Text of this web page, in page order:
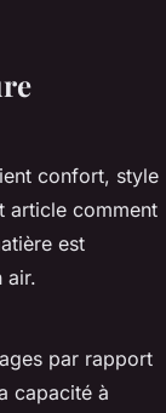
confort, style
article comment
est
air.
par rapport
capacité à